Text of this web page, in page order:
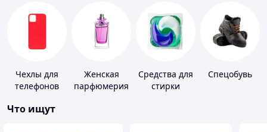
Чехлы для
телефонов
Женская
парфюмерия
Средства для
стирки
Спецобувь
Что ищут